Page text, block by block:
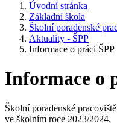
Úvodní stránka
Základní škola
Školní poradenské
Aktuality - ŠPP
Informace o práci ŠPP
Informace o
Školní poradenské
ve školním roce 2023/2024.